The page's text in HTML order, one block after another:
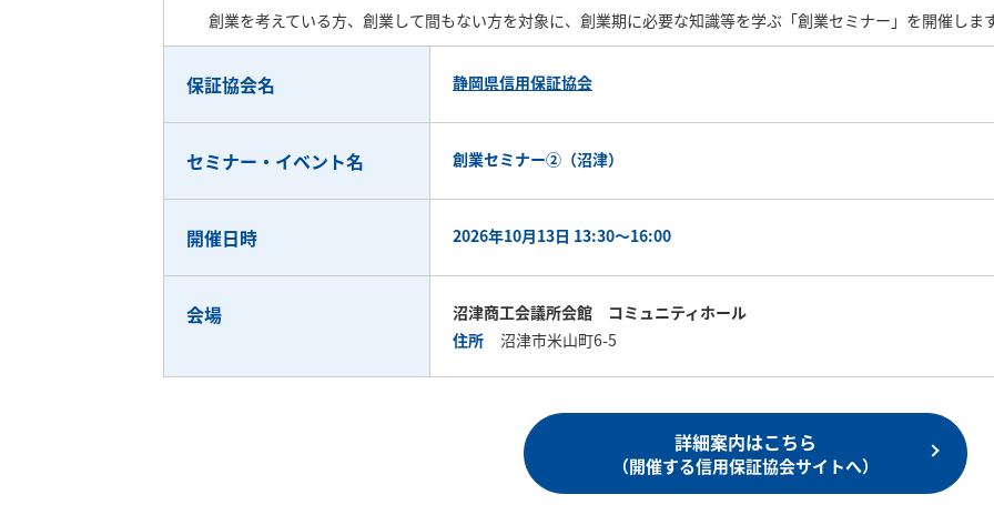
創業を考えている方、創業して間もない方を対象に、創業期に必要な知識等を学ぶ「創業セミナー」を開催しま
保証協会名 静岡県信用保証協会
セミナー・イベント名 創業セミナー②（沼津）
開催日時 2026年10月13日 13:30～16:00
会場
沼津商工会議所会館 コミュニティホール
住所
沼津市米山町6-5
詳細案内はこちら
（開催する信用保証協会サイトへ）